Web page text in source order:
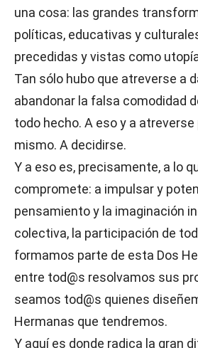
una cosa: las grandes
políticas, educativas y
precedidas y vistas como
Tan sólo hubo que atreverse a
abandonar la falsa comodidad
todo hecho. A eso y a
mismo. A decidirse.
Y a eso es, precisamente, a lo
compromete: a impulsar y
pensamiento y la imaginación
colectiva, la participación de
formamos parte de esta Dos
entre tod@s resolvamos sus
seamos tod@s quienes
Hermanas que tendremos.
Y aquí es donde radica la gran